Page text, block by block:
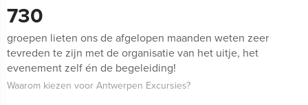
730
groepen lieten ons de afgelopen maanden weten zeer
tevreden te zijn met de organisatie van het uitje, het
evenement zelf én de begeleiding!
Waarom kiezen voor Antwerpen Excursies?